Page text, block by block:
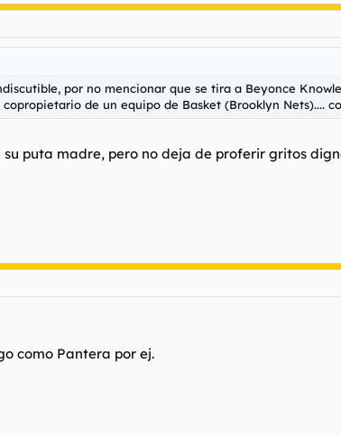
por no mencionar que se tira a Beyonce
de un equipo de Basket (Brooklyn Nets)....
puta madre, pero no deja de proferir gritos
como Pantera por ej.